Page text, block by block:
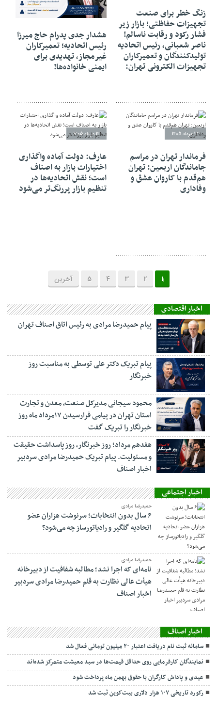
زنگ خطر برای صنعت
تجهیزات حفاظتی؛ بازار زیر
فشار رکود و رقابت ناسالم!
ناصر شعبانی، رئیس اتحادیه
تولیدکنندگان و تعمیرکاران
تجهیزات الکترونی تهران:
13 مرداد 1405
هشدار جدی پدرام حاج میرزا
رئیس اتحادیه؛ تعمیرکاران
غیرمجاز، تهدیدی برای
ایمنی خانواده‌ها!
13 مرداد 1405
فرماندار تهران در مراسم
جاماندگان اربعین: تهران
هم‌قدم با کاروان عشق و
وفاداری
12 مرداد 1405
عارف: دولت آماده واگذاری
اختیارات بازار به اصناف
است؛ نقش اتحادیه‌ها در
تنظیم بازار پررنگ‌تر می‌شود
1
2
3
4
5 آخرین
اخبار اقتصادی
پیام حمیدرضا مرادی به رئیس اتاق اصناف تهران
پیام تبریک دکتر علی توسطی به مناسبت روز
خبرنگار
محمود سیجانی مدیرکل صنعت، معدن و تجارت
استان تهران در پیامی فرارسیدن ۱۷مرداد ماه روز
خبرنگار را تبریک گفت
هفدهم مرداد؛ روز خبرنگار، روز پاسداشت حقیقت
و مسئولیت. پیام تبریک حمیدرضا مرادی سردبیر
اخبار اصناف
اخبار اجتماعی
حمیدرضا مرادی
۶ سال بدون انتخابات؛ سرنوشت هزاران عضو
اتحادیه گلگیر و رادیاتورساز چه می‌شود؟
حمیدرضا مرادی
نامه‌ای که اجرا نشد؛ مطالبه شفافیت از دبیرخانه
هیأت عالی نظارت به قلم حمیدرضا مرادی سردبیر
اخبار اصناف
اخبار اصناف
سامانه ثبت نام دریافت اعتبار ۲۰ میلیون تومانی فعال شد
نمایندگان کارفرمایی روی حداقل قیمت‌ها در سبد معیشت متمرکز شده‌اند
عیدی و پاداش کارگران با حقوق بهمن ماه پرداخت شود
رکورد تاریخی ۱۰۷ هزار دلاری بیت‌کوین ثبت شد